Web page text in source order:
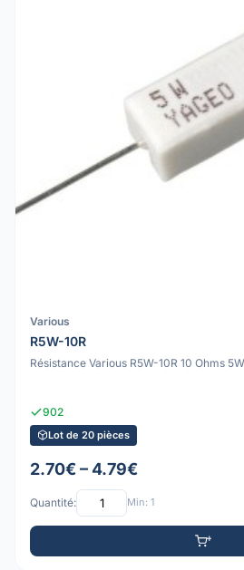
Various
R5W-10R
Résistance Various R5W-10R 10 Ohms
902
Lot de 20 pièces
2.70€ – 4.79€
Quantité: Min: 1